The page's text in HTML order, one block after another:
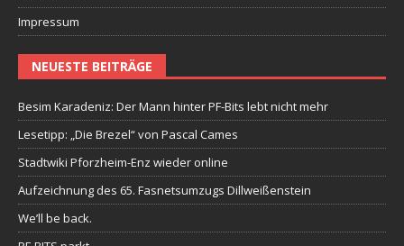
Impressum
NEUESTE BEITRÄGE
Besim Karadeniz: Der Mann hinter PF-Bits lebt nicht mehr
Lesetipp: „Die Brezel“ von Pascal Cames
Stadtwiki Pforzheim-Enz wieder online
Aufzeichnung des 65. Fasnetsumzugs Dillweißenstein
We’ll be back.